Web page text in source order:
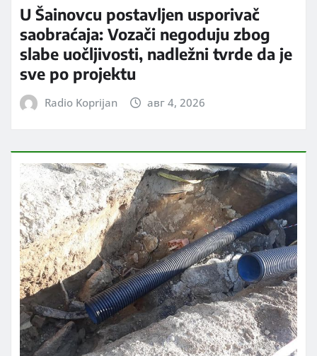
U Šainovcu postavljen usporivač
saobraćaja: Vozači negoduju zbog
slabe uočljivosti, nadležni tvrde da je
sve po projektu
Radio Koprijan авг 4, 2026